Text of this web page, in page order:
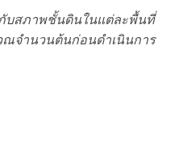
บสภาพชั้นดินในแต่ละพื้นที่
ณจำนวนต้นก่อนดำเนินการ